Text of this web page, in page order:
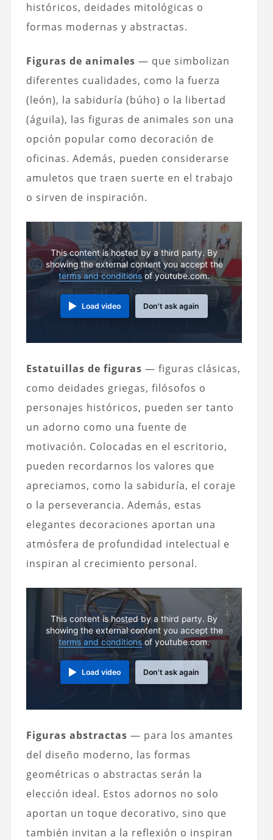
históricos, deidades mitológicas o
formas modernas y abstractas.
Figuras de animales — que simbolizan
diferentes cualidades, como la fuerza
(león), la sabiduría (búho) o la libertad
(águila), las figuras de animales son una
opción popular como decoración de
oficinas. Además, pueden considerarse
amuletos que traen suerte en el trabajo
o sirven de inspiración.
This content is hosted by a third party. By
showing the external content you accept the
terms and conditions of youtube.com.
Load video Don't ask again
Estatuillas de figuras — figuras clásicas,
como deidades griegas, filósofos o
personajes históricos, pueden ser tanto
un adorno como una fuente de
motivación. Colocadas en el escritorio,
pueden recordarnos los valores que
apreciamos, como la sabiduría, el coraje
o la perseverancia. Además, estas
elegantes decoraciones aportan una
atmósfera de profundidad intelectual e
inspiran al crecimiento personal.
This content is hosted by a third party. By
showing the external content you accept the
terms and conditionsof youtube.com.
Load video Don't ask again
Figuras abstractas — para los amantes
del diseño moderno, las formas
geométricas o abstractas serán la
elección ideal. Estos adornos no solo
aportan un toque decorativo, sino que
también invitan a la reflexión o inspiran